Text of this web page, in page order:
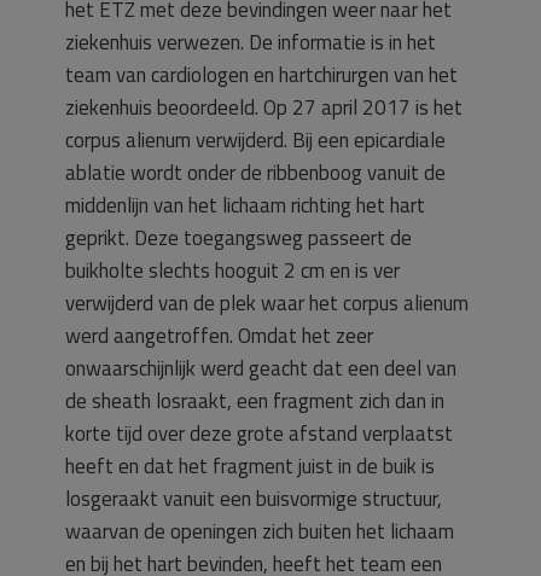
het ETZ met deze bevindingen weer naar het
ziekenhuis verwezen. De informatie is in het
team van cardiologen en hartchirurgen van het
ziekenhuis beoordeeld. Op 27 april 2017 is het
corpus alienum verwijderd. Bij een epicardiale
ablatie wordt onder de ribbenboog vanuit de
middenlijn van het lichaam richting het hart
geprikt. Deze toegangsweg passeert de
buikholte slechts hooguit 2 cm en is ver
verwijderd van de plek waar het corpus alienum
werd aangetroffen. Omdat het zeer
onwaarschijnlijk werd geacht dat een deel van
de sheath losraakt, een fragment zich dan in
korte tijd over deze grote afstand verplaatst
heeft en dat het fragment juist in de buik is
losgeraakt vanuit een buisvormige structuur,
waarvan de openingen zich buiten het lichaam
en bij het hart bevinden, heeft het team een